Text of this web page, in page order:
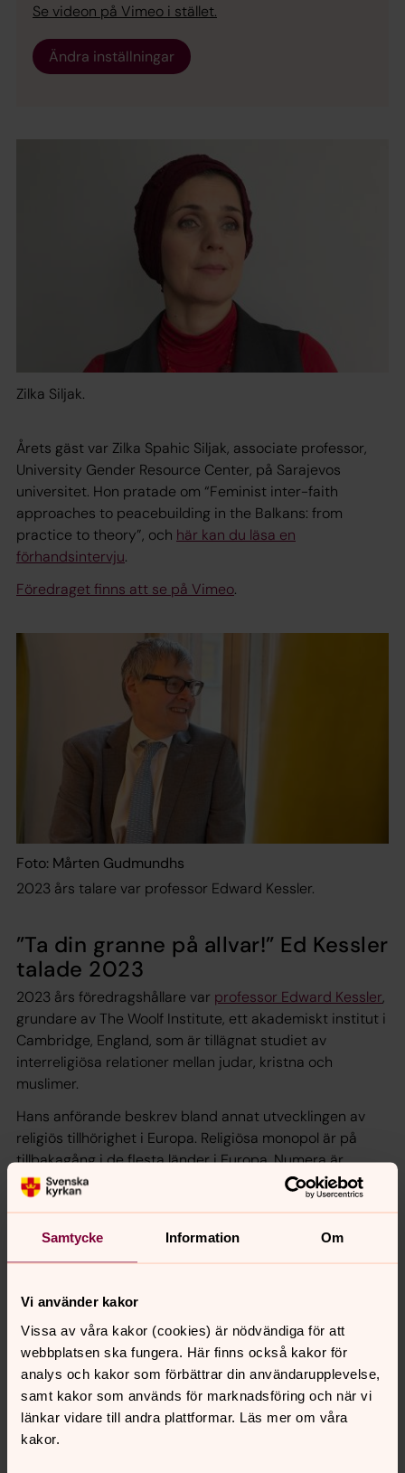
Samtycke Information Om
Vi använder kakor
Vissa av våra kakor (cookies) är nödvändiga för att
webbplatsen ska fungera. Här finns också kakor för
analys och kakor som förbättrar din användarupplevelse,
samt kakor som används för marknadsföring och när vi
länkar vidare till andra plattformar. Läs mer om våra
kakor.
Se videon på Vimeo i stället.
Ändra inställningar
Zilka Siljak.
Årets gäst var Zilka Spahic Siljak, associate professor,
University Gender Resource Center, på Sarajevos
universitet. Hon pratade om “Feminist inter-faith
approaches to peacebuilding in the Balkans: from
practice to theory”, och här kan du läsa en
förhandsintervju.
Föredraget finns att se på Vimeo.
Foto: Mårten Gudmundhs
2023 års talare var professor Edward Kessler.
”Ta din granne på allvar!” Ed Kessler
talade 2023
2023 års föredragshållare var professor Edward Kessler,
grundare av The Woolf Institute, ett akademiskt institut i
Cambridge, England, som är tillägnat studiet av
interreligiösa relationer mellan judar, kristna och
muslimer.
Hans anförande beskrev bland annat utvecklingen av
religiös tillhörighet i Europa. Religiösa monopol är på
tillbakagång i de flesta länder i Europa. Numera är
minoriteter normen även om det kan vara stora
minoriteter. Professor Kessler gav också exempel på
Indonesien, Indien och Nigeria där också stora religiösa
konflikter finns.
Föredraget finns att se på Vimeo